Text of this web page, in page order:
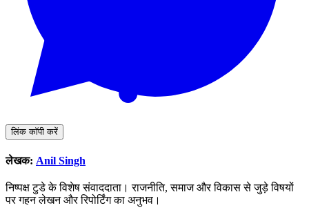
लिंक कॉपी करें
लेखक: Anil Singh
निष्पक्ष टुडे के विशेष संवाददाता। राजनीति, समाज और विकास से जुड़े विषयों
पर गहन लेखन और रिपोर्टिंग का अनुभव।